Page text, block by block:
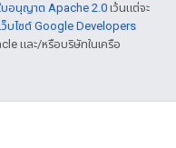
บอนุญาต Apache 2.0เว้นแต่จะ
ว็บไซต์ Google Developers
และ/หรือบริษัทในเครือ